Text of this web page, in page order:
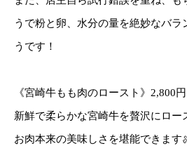
うで粉と卵、水分の量を絶妙なバラ
うです！
《宮崎牛もも肉のロースト》2,800円
新鮮で柔らかな宮崎牛を贅沢にロー
お肉本来の美味しさを堪能できます